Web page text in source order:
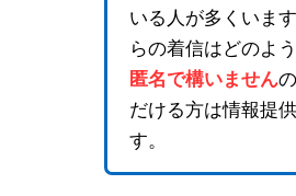
いる人が多くいま
らの着信はどのよ
匿名で構いません
だける方は情報提
す。